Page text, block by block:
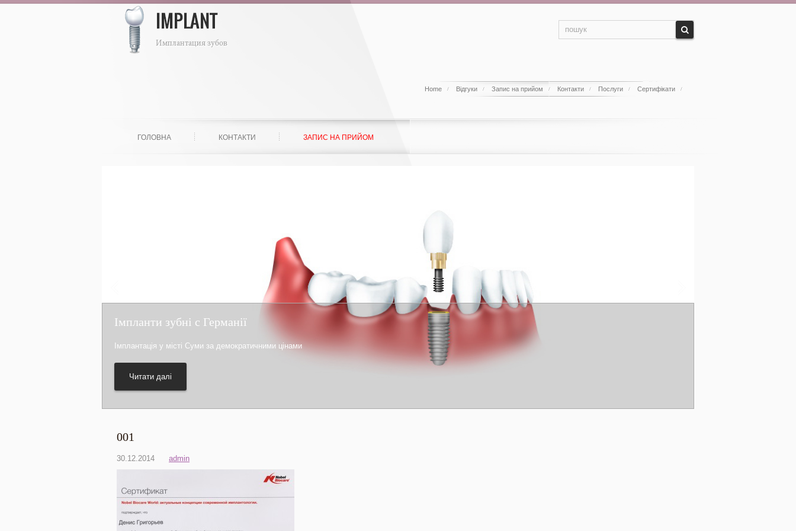
Home Відгуки Запис на прийом Контакти Послуги Сертифікати
ГОЛОВНА КОНТАКТИ ЗАПИС НА ПРИЙОМ
Імпланти зубні с Германії
Імплантація у місті Суми за демократичними цінами
Читати далі
001
30.12.2014 admin